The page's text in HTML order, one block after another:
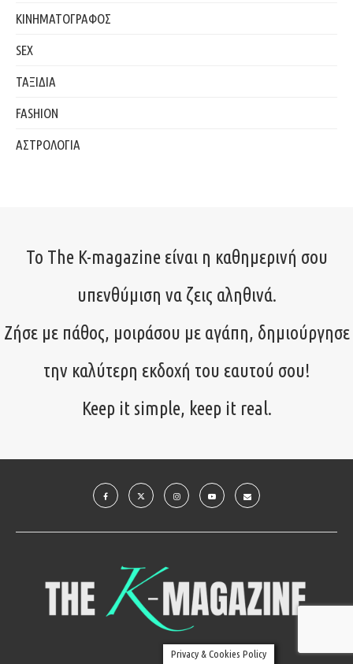
ΚΙΝΗΜΑΤΟΓΡΑΦΟΣ
SEX
ΤΑΞΙΔΙΑ
FASHION
ΑΣΤΡΟΛΟΓΙΑ
Το The K-magazine είναι η καθημερινή σου
υπενθύμιση να ζεις αληθινά.
Ζήσε με πάθος, μοιράσου με αγάπη, δημιούργησε
την καλύτερη εκδοχή του εαυτού σου!
Keep it simple, keep it real.
Privacy & Cookies Policy